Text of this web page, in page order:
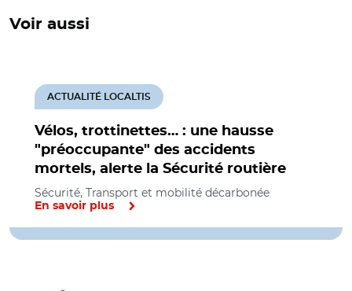
Voir aussi
Vélos, trottinettes… : une hausse
"préoccupante" des accidents
mortels, alerte la Sécurité routière
ACTUALITÉ LOCALTIS
Sécurité, Transport et mobilité décarbonée
En savoir plus